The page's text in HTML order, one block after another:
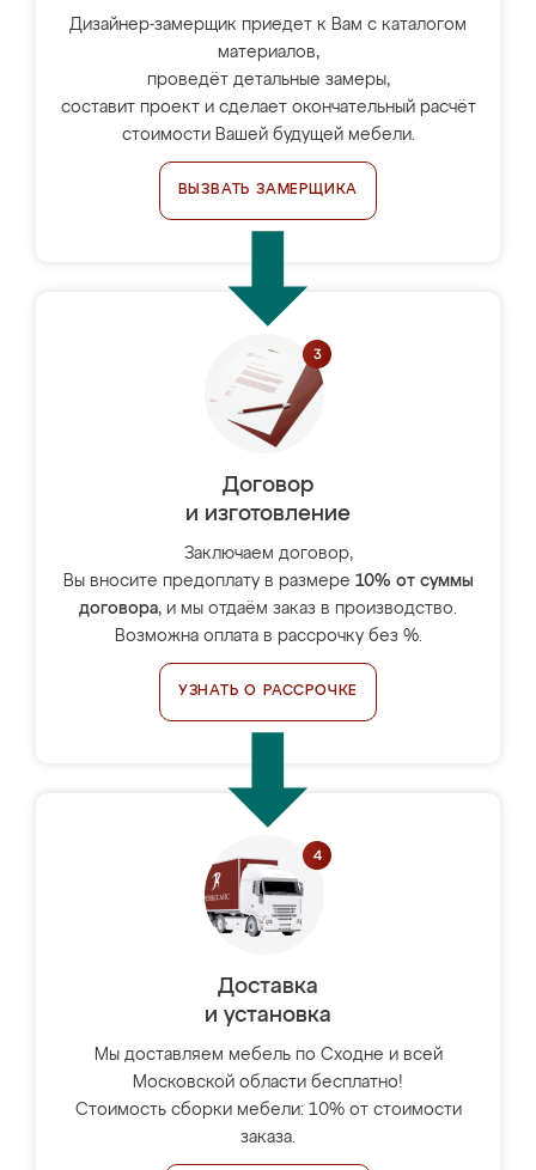
Дизайнер-замерщик приедет к Вам с каталогом
материалов,
проведёт детальные замеры,
составит проект и сделает окончательный расчёт
стоимости Вашей будущей мебели.
ВЫЗВАТЬ ЗАМЕРЩИКА
Договор
и изготовление
Заключаем договор,
Вы вносите предоплату в размере 10% от суммы
договора, и мы отдаём заказ в производство.
Возможна оплата в рассрочку без %.
УЗНАТЬ О РАССРОЧКЕ
Доставка
и установка
Мы доставляем мебель по Сходне и всей
Московской области бесплатно!
Стоимость сборки мебели: 10% от стоимости
заказа.